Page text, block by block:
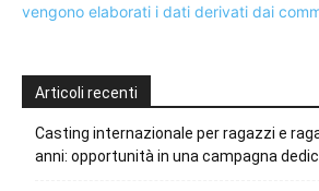
vengono elaborati i dati derivati dai
Articoli recenti
Casting internazionale per ragazzi e
anni: opportunità in una campagna